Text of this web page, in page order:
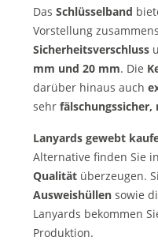
Das Schlüsselband
Vorstellung
Sicherheitsverschluss
mm und 20 mm. Die
darüber hinaus auch
sehr fälschungssicher,
Lanyards gewebt
Alternative finden Sie
Qualität überzeugen.
Ausweishüllen sowie
Lanyards bekommen
Produktion.